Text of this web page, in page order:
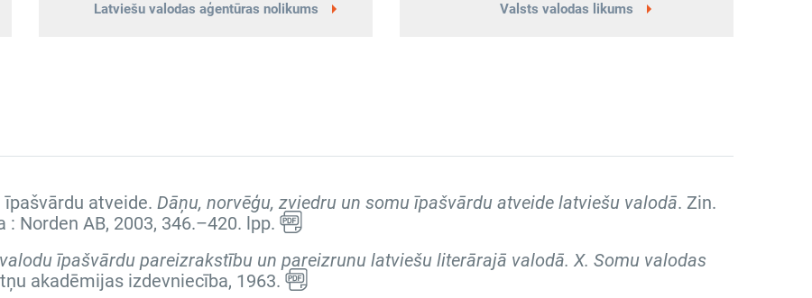
Latviešu valodas aģentūras nolikums Valsts valodas likums
īpašvārdu atveide. Dāņu, norvēģu, zviedru un somu īpašvārdu atveide latviešu valodā. Zin.
: Norden AB, 2003, 346.–420. lpp.
īpašvārdu pareizrakstību un pareizrunu latviešu literārajā valodā. X. Somu valodas
akadēmijas izdevniecība, 1963.